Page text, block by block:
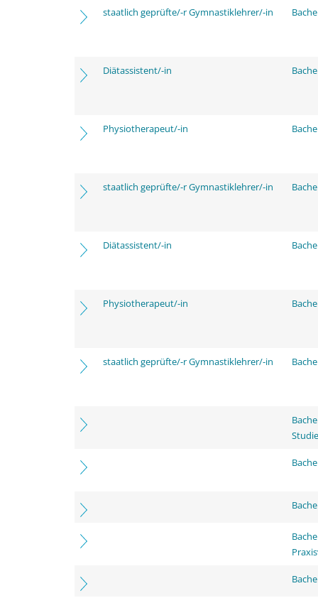
staatlich geprüfte/-r Gymnastiklehrer/-in
Diätassistent/-in
Physiotherapeut/-in
staatlich geprüfte/-r Gymnastiklehrer/-in
Diätassistent/-in
Physiotherapeut/-in
staatlich geprüfte/-r Gymnastiklehrer/-in